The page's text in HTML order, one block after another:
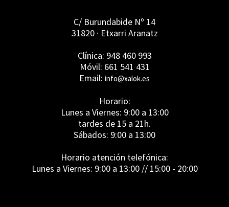
C/ Burundabide Nº 14
31820 · Etxarri Aranatz
Clínica: 948 460 993
Móvil: 661 541 431
Email: info@xalok.es
Horario:
Lunes a Viernes: 9:00 a 13:00
tardes de 15 a 21h.
Sábados: 9:00 a 13:00
Horario atención telefónica:
Lunes a Viernes: 9:00 a 13:00 // 15:00 - 20:00